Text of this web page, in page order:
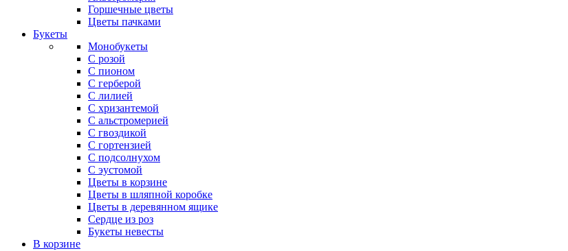
Горшечные цветы
Цветы пачками
Букеты
Монобукеты
С розой
С пионом
С герберой
С лилией
С хризантемой
С альстромерией
С гвоздикой
С гортензией
С подсолнухом
С эустомой
Цветы в корзине
Цветы в шляпной коробке
Цветы в деревянном ящике
Сердце из роз
Букеты невесты
В корзине